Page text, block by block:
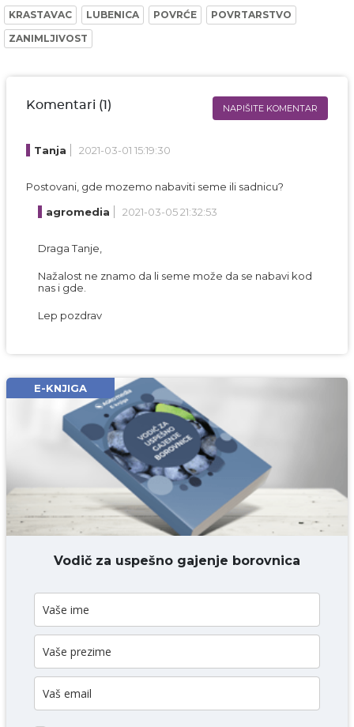
KRASTAVAC LUBENICA POVRĆE
POVRTARSTVO
ZANIMLJIVOST
Komentari (1) NAPIŠITE KOMENTAR
Komentar* obavezno
Tanja 2021-03-01 15:19:30
Postovani, gde mozemo nabaviti seme ili sadnicu?
agromedia
2021-03-05 21:32:53
Draga Tanje,
Nažalost ne znamo da li seme može da se nabavi kod
nas i gde.
Lep pozdrav
E-KNJIGA
Vodič za uspešno gajenje borovnica